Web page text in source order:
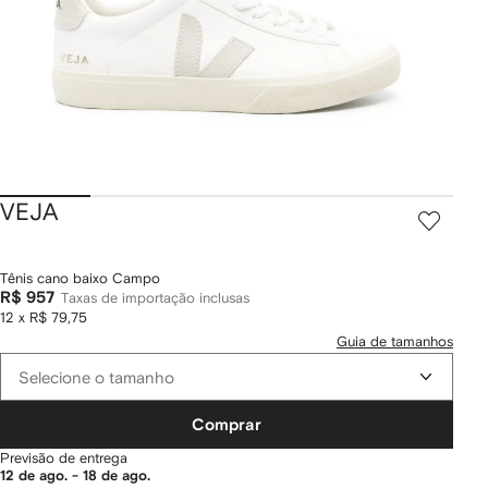
VEJA
Tênis cano baixo Campo
R$ 957
12 x R$ 79,75
Taxas de importação inclusas
Guia de tamanhos
Selecione o tamanho
Comprar
Previsão de entrega
12 de ago. - 18 de ago.